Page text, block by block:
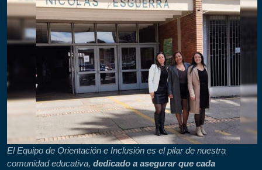
El Equipo de Orientación e Inclusión es el pilar de nuestra
comunidad educativa, dedicado a asegurar que cada